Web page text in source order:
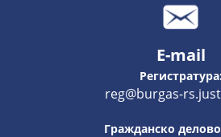
E-mail
Регистратура:
reg@burgas-
Гражданско